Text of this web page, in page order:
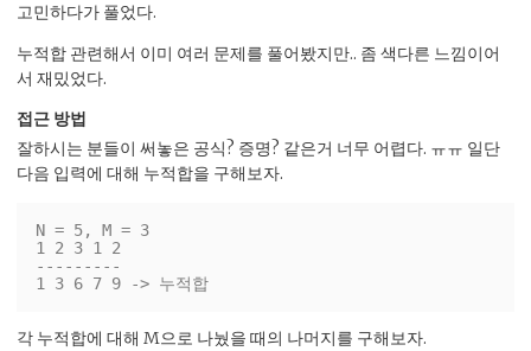
고민하다가 풀었다.
누적합 관련해서 이미 여러 문제를 풀어봤지만.. 좀 색다른 느낌이어
서 재밌었다.
접근 방법
잘하시는 분들이 써놓은 공식? 증명? 같은거 너무 어렵다. ㅠㅠ 일단
다음 입력에 대해 누적합을 구해보자.
N = 5, M = 3
1 2 3 1 2
---------
1 3 6 7 9 -> 누적합
각 누적합에 대해 M으로 나눴을 때의 나머지를 구해보자.